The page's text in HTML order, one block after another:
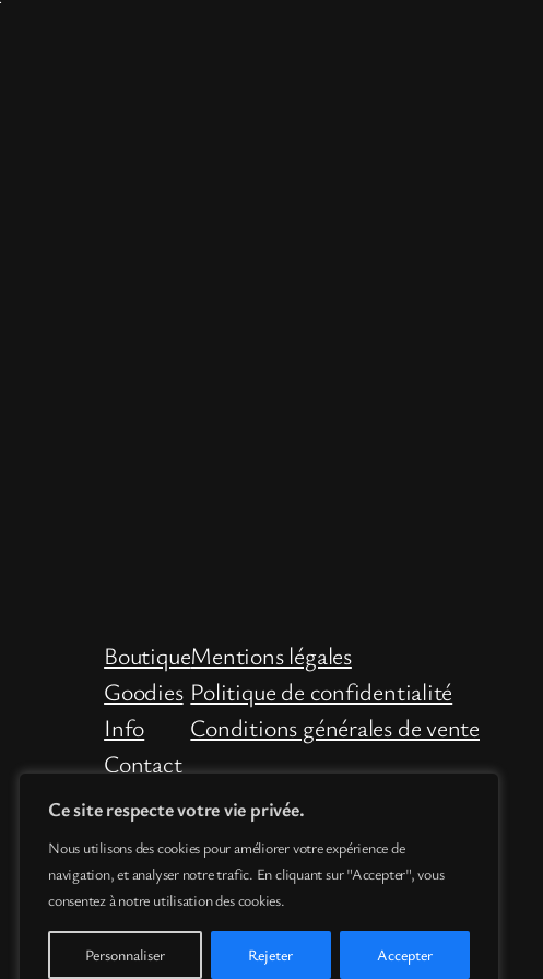
Ce site respecte votre vie privée.
Nous utilisons des cookies pour améliorer votre expérience de
navigation, et analyser notre trafic. En cliquant sur "Accepter", vous
consentez à notre utilisation des cookies.
Personnaliser Rejeter Accepter
Boutique
Goodies
Info
Contact
Mentions légales
Politique de confidentialité
Conditions générales de vente